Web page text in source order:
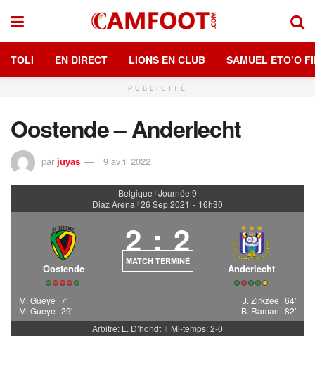
TOLI EN DIRECT LIONS EN CLUB SAMUEL ETO’O
PUBLICITÉ
Oostende – Anderlecht
par juyas 9 avril 2022
Belgique | Journée 9
Diaz Arena | 26 Sep 2021 - 16h30
Oostende
2 : 2
MATCH TERMINÉ
Anderlecht
M. Gueye 7'
M. Gueye 29'
J. Zirkzee 64'
B. Raman 82'
Arbitre: L. D’hondt | Mi-temps: 2-0